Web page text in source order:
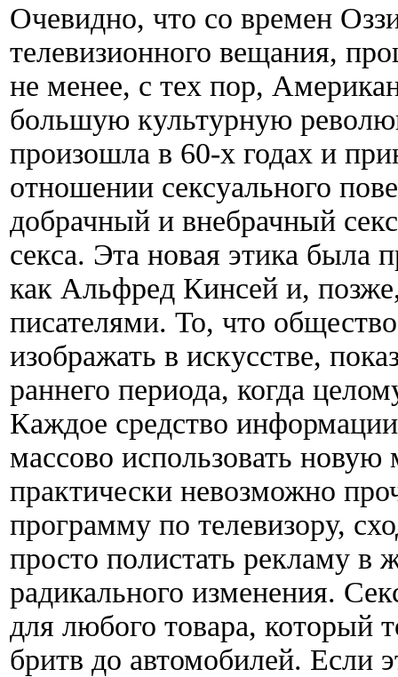
Очевидно, что со времен
телевизионного вещания,
не менее, с тех пор,
большую культурную
произошла в 60-х годах и
отношении сексуального
добрачный и внебрачный
секса. Эта новая этика была
как Альфред Кинсей и,
писателями. То, что
изображать в искусстве,
раннего периода, когда
Каждое средство
массово использовать
практически невозможно
программу по телевизору,
просто полистать рекламу в
радикального изменения.
для любого товара, который
бритв до автомобилей. Если